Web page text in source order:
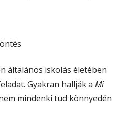
általános iskolás életében
Gyakran hallják a Mi
mindenki tud könnyedén